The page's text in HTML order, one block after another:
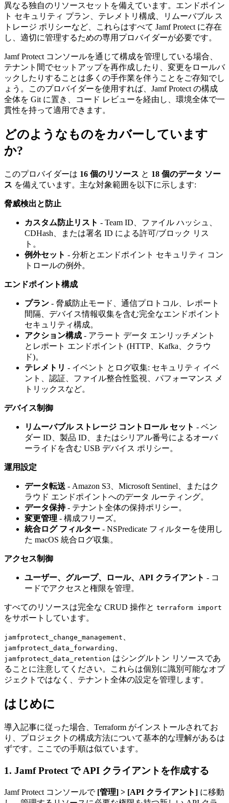
異なる独自のリソースセットを備えています。エンドポイン
ト セキュリティ プラン、テレメトリ構成、リムーバブル ス
トレージ ポリシーなど、これらはすべて Jamf Protect に存在
し、適切に管理するための専用プロバイダーが必要です。
Jamf Protect コンソールを通じて構成を管理している場合、
テナント間でセットアップを再作成したり、変更をロールバ
ックしたりすることは多くの手作業を伴うことをご存知でし
ょう。このプロバイダーを使用すれば、Jamf Protect の構成
全体を Git に置き、コード レビューを経由し、環境全体で一
貫性を持って適用できます。
どのようなものをカバーしています
か?
このプロバイダーは 16 個のリソース と 18 個のデータ ソー
ス を備えています。主な対象範囲を以下に示します:
脅威検出と防止
カスタム防止リスト - Team ID、ファイル ハッシュ、
CDHash、または署名 ID による許可/ブロック リス
ト。
例外セット - 分析とエンドポイント セキュリティ コン
トロールの例外。
エンドポイント構成
プラン - 脅威防止モード、通信プロトコル、レポート
間隔、デバイス情報収集を含む完全なエンドポイント
セキュリティ構成。
アクション構成 - アラート データ エンリッチメント
とレポート エンドポイント (HTTP、Kafka、クラウ
ド)。
テレメトリ - イベント とログ収集: セキュリティ イベ
ント、認証、ファイル整合性監視、パフォーマンス メ
トリックスなど。
デバイス制御
リムーバブル ストレージ コントロール セット - ベン
ダー ID、製品 ID、またはシリアル番号によるオーバ
ーライドを含む USB デバイス ポリシー。
運用設定
データ転送 - Amazon S3、Microsoft Sentinel、またはク
ラウド エンドポイントへのデータ ルーティング。
データ保持- テナント全体の保持ポリシー。
変更管理 - 構成フリーズ。
統合ログ フィルター - NSPredicate フィルターを使用し
た macOS 統合ログ収集。
アクセス制御
ユーザー、グループ、ロール、API クライアント - コ
ードでアクセスと権限を管理。
すべてのリソースは完全な CRUD 操作と terraform import
をサポートしています。
jamfprotect_change_management
jamfprotect_data_forwarding
jamfprotect_data_retention はシングルトン リソースであ
ることに注意してください。これらは個別に識別可能なオブ
ジェクトではなく、テナント全体の設定を管理します。
はじめに
導入記事に従った場合、Terraform がインストールされてお
り、プロジェクトの構成方法について基本的な理解があるは
ずです。ここでの手順は似ています。
1. Jamf Protect で API クライアントを作成する
Jamf Protect コンソールで [管理] > [API クライアント] に移動